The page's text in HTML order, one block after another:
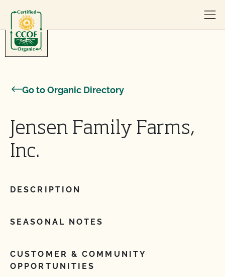
Go to Organic Directory
Jensen Family Farms,
Inc.
DESCRIPTION
SEASONAL NOTES
CUSTOMER & COMMUNITY
OPPORTUNITIES